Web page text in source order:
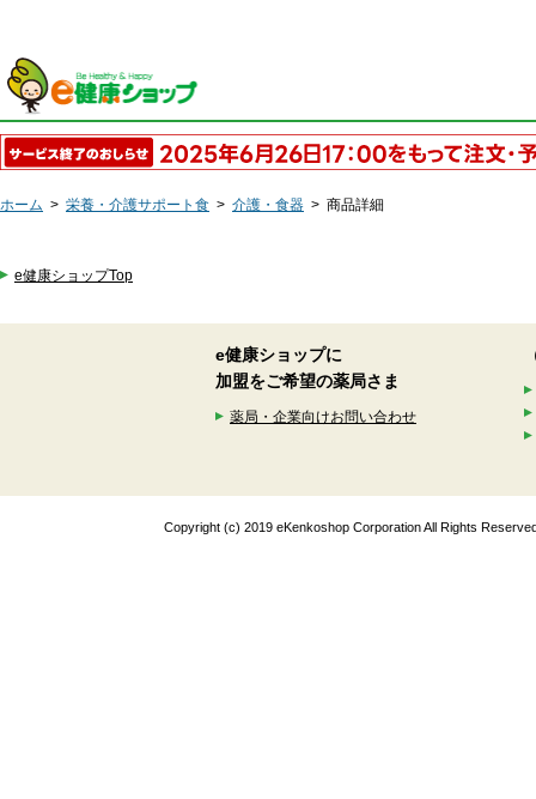
ホーム > 栄養・介護サポート食 > 介護・食器 > 商品詳細
e健康ショップTop
e健康ショップに
加盟をご希望の薬局さま
薬局・企業向けお問い合わせ
Copyright (c) 2019 eKenkoshop Corporation All Rights